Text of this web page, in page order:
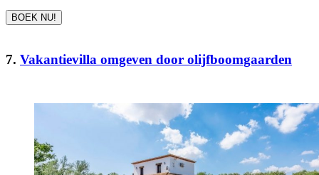
BOEK NU!
7. Vakantievilla omgeven door olijfboomgaarden